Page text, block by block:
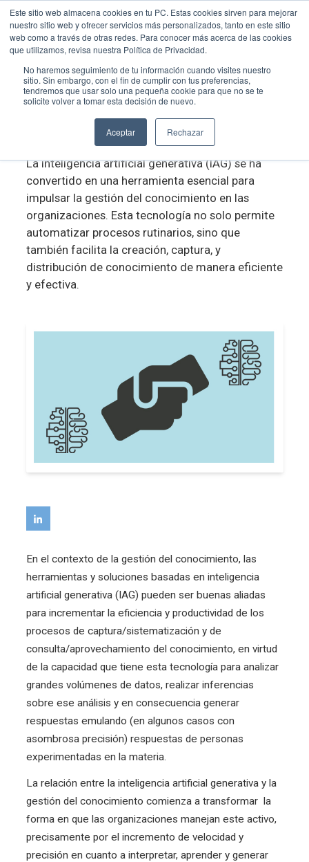
Este sitio web almacena cookies en tu PC. Estas cookies sirven para mejorar
nuestro sitio web y ofrecer servicios más personalizados, tanto en este sitio
web como a través de otras redes. Para conocer más acerca de las cookies
que utilizamos, revisa nuestra Política de Privacidad.
No haremos seguimiento de tu información cuando visites nuestro
sitio. Sin embargo, con el fin de cumplir con tus preferencias,
tendremos que usar solo una pequeña cookie para que no se te
solicite volver a tomar esta decisión de nuevo.
Aceptar Rechazar
Inteligencia Artificial y la Gestión
del Conocimiento
NÉSTOR GONZÁLEZ JUN 8, 2024 11:05:08 AM
La inteligencia artificial generativa (IAG) se ha
convertido en una herramienta esencial para
impulsar la gestión del conocimiento en las
organizaciones. Esta tecnología no solo permite
automatizar procesos rutinarios, sino que
también facilita la creación, captura, y
distribución de conocimiento de manera eficiente
y efectiva.
En el contexto de la gestión del conocimiento, las
herramientas y soluciones basadas en inteligencia
artificial generativa (IAG) pueden ser buenas aliadas
para incrementar la eficiencia y productividad de los
procesos de captura/sistematización y de
consulta/aprovechamiento del conocimiento, en virtud
de lacapacidad que tiene esta tecnología para analizar
grandes volúmenes de datos, realizar inferencias
sobre ese análisis y en consecuencia generar
respuestas emulando (en algunos casos con
asombrosa precisión) respuestas de personas
experimentadas en la materia.
La relación entre la inteligencia artificial generativa y la
gestión del conocimiento comienza a transformar la
forma en que las organizaciones manejan este activo,
precisamente por el incremento de velocidad y
precisión en cuanto a interpretar, aprender y generar